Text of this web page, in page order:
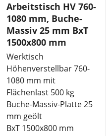
Arbeitstisch HV 760-
1080 mm, Buche-
Massiv 25 mm BxT
1500x800 mm
Werktisch
Höhenverstellbar 760-
1080 mm mit
Flächenlast 500 kg
Buche-Massiv-Platte 25
mm geölt
BxT 1500x800 mm